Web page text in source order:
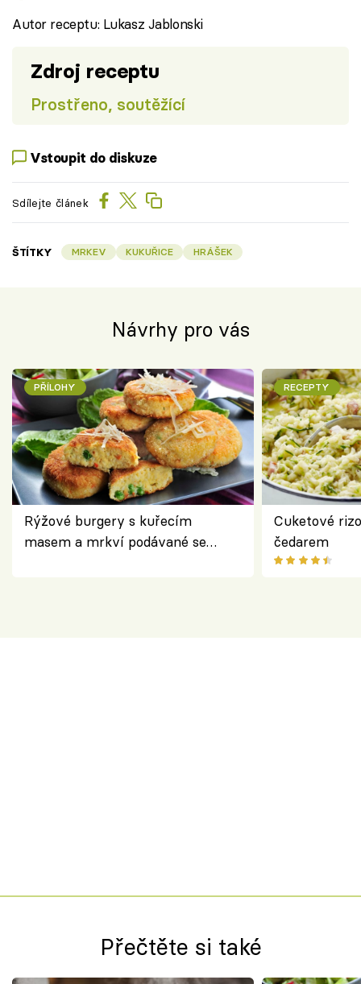
Autor receptu: Lukasz Jablonski
Zdroj receptu
Prostřeno, soutěžící
Vstoupit do diskuze
Sdílejte článek
ŠTÍTKY MRKEV KUKUŘICE HRÁŠEK
Návrhy pro vás
PŘÍLOHY
Rýžové burgery s kuřecím
masem a mrkví podávané se
RECEPTY
Cuketové
čedarem
Přečtěte si také